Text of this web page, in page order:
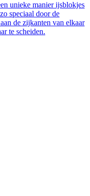
unieke manier ijsblokjes
speciaal door de
de zijkanten van elkaar
te scheiden.